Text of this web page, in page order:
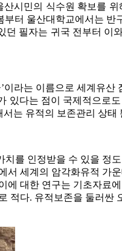
시민의 식수원 확보를
터 울산대학교에서는
필자는 귀국 전부터
라는 이름으로 세계유
다는 점이 국제적으로
는 유적의 보존관리 상
를 인정받을 수 있을
세계의 암각화유적
대한 연구는 기초자료
적다. 유적보존을 둘러